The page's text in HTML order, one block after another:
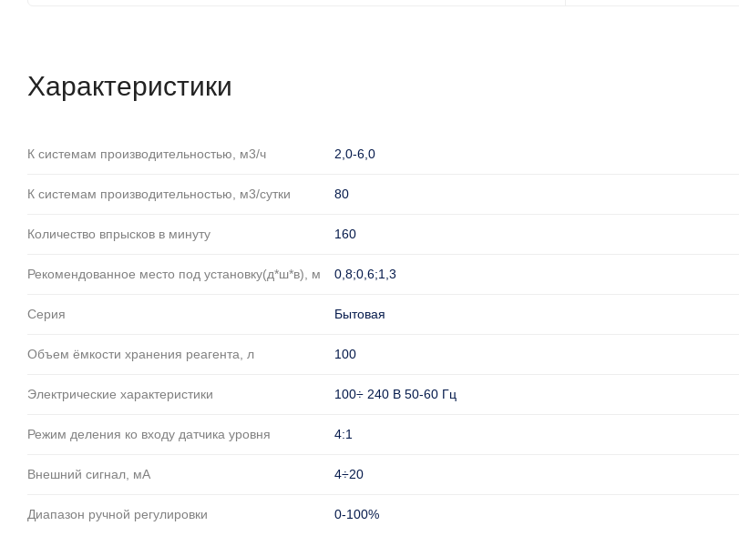
Характеристики
К системам производительностью, м3/ч 2,0-6,0
К системам производительностью, м3/сутки 80
Количество впрысков в минуту 160
Рекомендованное место под установку(д*ш*в), м 0,8;0,6;1,3
Серия Бытовая
Объем ёмкости хранения реагента, л 100
Электрические характеристики 100÷ 240 В 50-60 Гц
Режим деления ко входу датчика уровня 4:1
Внешний сигнал, мА 4÷20
Диапазон ручной регулировки 0-100%